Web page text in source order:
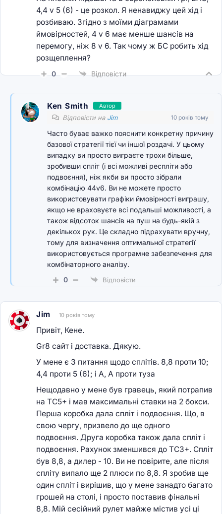
4,4 v 5 (6) - це розкол. Я ненавиджу цей хід і
розбиваю. Згідно з моїми діаграмами
ймовірностей, 4 v 6 має менше шансів на
перемогу, ніж 8 v 6. Так чому ж БС робить хід
розщеплення?
0 Відповісти
Ken Smith Автор
Відповісти на Jim 10 років тому
Часто буває важко пояснити конкретну причину
базової стратегії тієї чи іншої роздачі. У цьому
випадку ви просто виграєте трохи більше,
зробивши спліт (і всі можливі респліти або
подвоєння), ніж якби ви просто зібрали
комбінацію 44v6. Ви не можете просто
використовувати графіки ймовірності виграшу,
якщо не враховуєте всі подальші можливості, а
також відсоток шансів на пуш на будь-якій з
декількох рук. Це складно підрахувати вручну,
тому для визначення оптимальної стратегії
використовується програмне забезпечення для
комбінаторного аналізу.
0
Відповісти
Jim 10 років тому
Привіт, Кене.
Gr8 сайт і доставка. Дякую.
У мене є 3 питання щодо сплітів. 8,8 проти 10;
4,4 проти 5 (6); і A, A проти туза
Нещодавно у мене був гравець, який потрапив
на TC5+ і мав максимальні ставки на 2 бокси.
Перша коробка дала спліт і подвоєння. Що, в
свою чергу, призвело до ще одного
подвоєння. Друга коробка також дала спліт і
подвоєння. Рахунок зменшився до TC3+. Спліт
був 8,8, а дилер - 10. Ви не повірите, але після
спліту випало ще 2 плюси по 8,8. Я зробив ще
один спліт і вирішив, що у мене занадто багато
грошей на столі, і просто поставив фінальні
8,8. Мій сесійний рулет майже містив усі ці